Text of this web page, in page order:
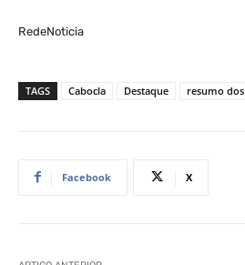
RedeNoticia
TAGS Cabocla Destaque resumo
Facebook X